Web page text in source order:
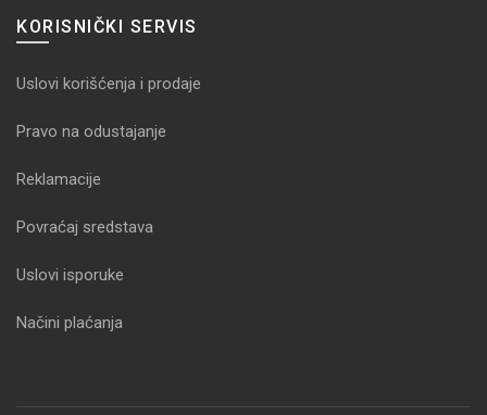
KORISNIČKI SERVIS
Uslovi korišćenja i prodaje
Pravo na odustajanje
Reklamacije
Povraćaj sredstava
Uslovi isporuke
Načini plaćanja